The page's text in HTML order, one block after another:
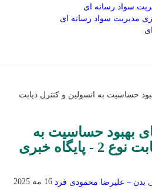
سواد رسانه ای
مدیریت سواد رسانه ای
حساسیت به انسولین و کنترل دیابت
بهبود حساسیت به
انسولین و کنترل دیابت نوع 2 - پایگاه خبری
16 مه 2025